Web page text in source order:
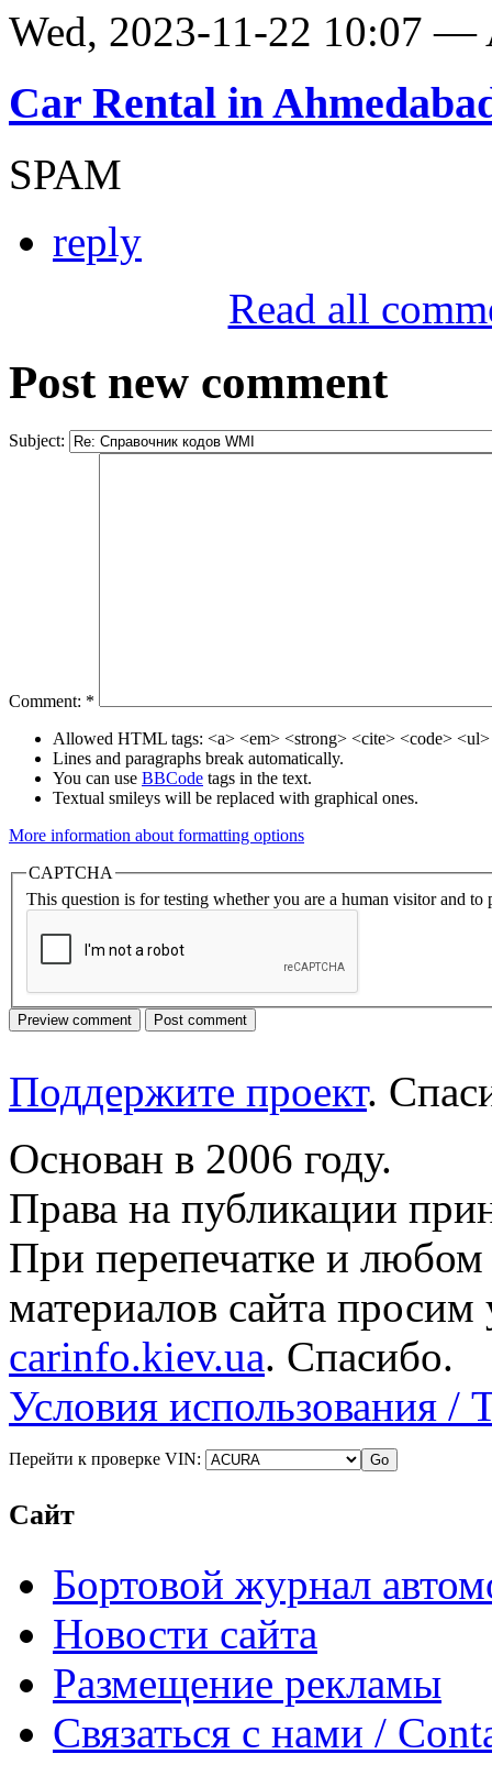
Wed, 2023-11-22 10:07 —
Car Rental in
SPAM
reply
Read all
Post new comment
Subject:
Comment: *
Allowed HTML tags: <a> <em> <strong> <cite> <code>
Lines and paragraphs break automatically.
You can use BBCode tags in the text.
Textual smileys will be replaced with graphical ones.
More information about formatting options
CAPTCHA
This question is for testing whether you are a human visitor and to
Поддержите проект.
Основан в 2006 году.
Права на публикации
При перепечатке и
материалов сайта просим
carinfo.kiev.ua. Спасибо.
Условия использования /
Перейти к проверке VIN:
Сайт
Бортовой журнал
Новости сайта
Размещение рекламы
Связаться с нами /